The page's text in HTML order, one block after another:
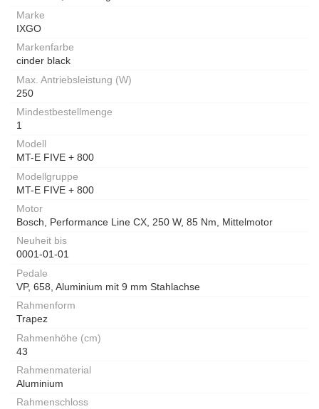
Marke
IXGO
Markenfarbe
cinder black
Max. Antriebsleistung (W)
250
Mindestbestellmenge
1
Modell
MT-E FIVE + 800
Modellgruppe
MT-E FIVE + 800
Motor
Bosch, Performance Line CX, 250 W, 85 Nm, Mittelmotor
Neuheit bis
0001-01-01
Pedale
VP, 658, Aluminium mit 9 mm Stahlachse
Rahmenform
Trapez
Rahmenhöhe (cm)
43
Rahmenmaterial
Aluminium
Rahmenschloss